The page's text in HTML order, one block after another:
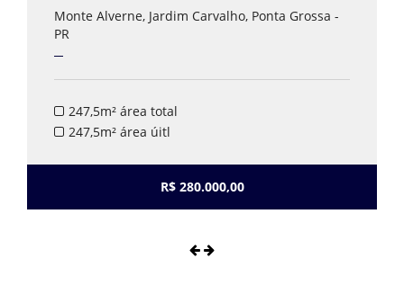
Monte Alverne, Jardim Carvalho, Ponta Grossa -
PR
247,5m² área total
247,5m² área úitl
R$ 280.000,00